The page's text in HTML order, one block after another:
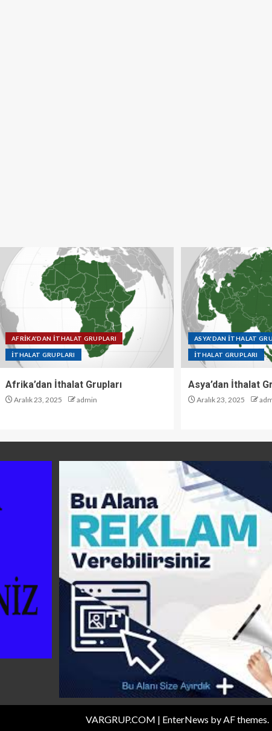
AFRİKA'DAN İTHALAT GRUPLARI
İTHALAT GRUPLARI
Afrika’dan İthalat Grupları
Aralık 23, 2025 admin
ASYA'DAN İTHALAT
İTHALAT GRUPLARI
Asya’dan İthalat
Aralık 23, 2025
VARGRUP.COM | EnterNews by AF themes.